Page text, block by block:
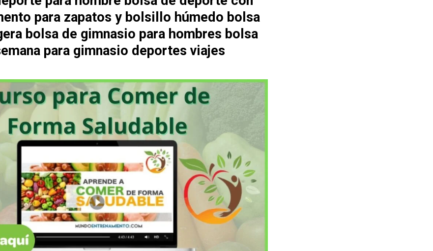
para zapatos y bolsillo húmedo bolsa
bolsa de gimnasio para hombres bolsa
para gimnasio deportes viajes